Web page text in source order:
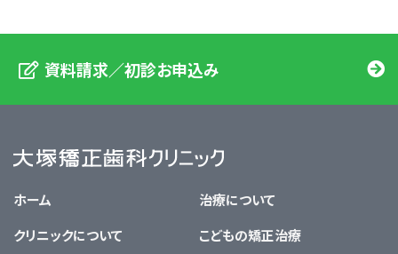
資料請求／初診お申込み
ホーム
クリニックについて
治療について
こどもの矯正治療